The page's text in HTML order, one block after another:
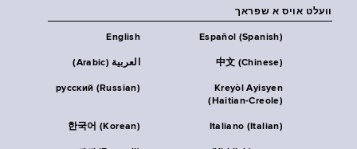
וועלט אויס א שפראך
English Español (Spanish)
العربية (Arabic) 中文 (Chinese)
русский (Russian)
Kreyòl Ayisyen
(Haitian-Creole)
한국어 (Korean) Italiano (Italian)